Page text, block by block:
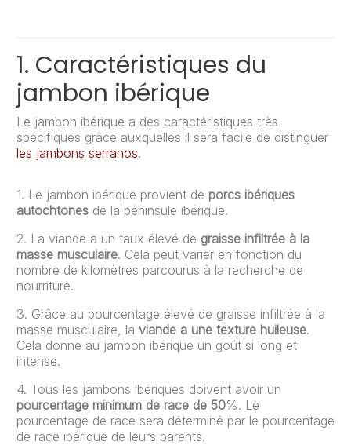
1. Caractéristiques du
jambon ibérique
Le jambon ibérique a des caractéristiques très
spécifiques grâce auxquelles il sera facile de distinguer
les jambons serranos.
1. Le jambon ibérique provient de porcs ibériques
autochtones de la péninsule ibérique.
2. La viande a un taux élevé de graisse infiltrée à la
masse musculaire. Cela peut varier en fonction du
nombre de kilomètres parcourus à la recherche de
nourriture.
3. Grâce au pourcentage élevé de graisse infiltrée à la
masse musculaire, la viande a une texture huileuse.
Cela donne au jambon ibérique un goût si long et
intense.
4. Tous les jambons ibériques doivent avoir un
pourcentage minimum de race de 50%. Le
pourcentage de race sera déterminé par le pourcentage
de race ibérique de leurs parents.